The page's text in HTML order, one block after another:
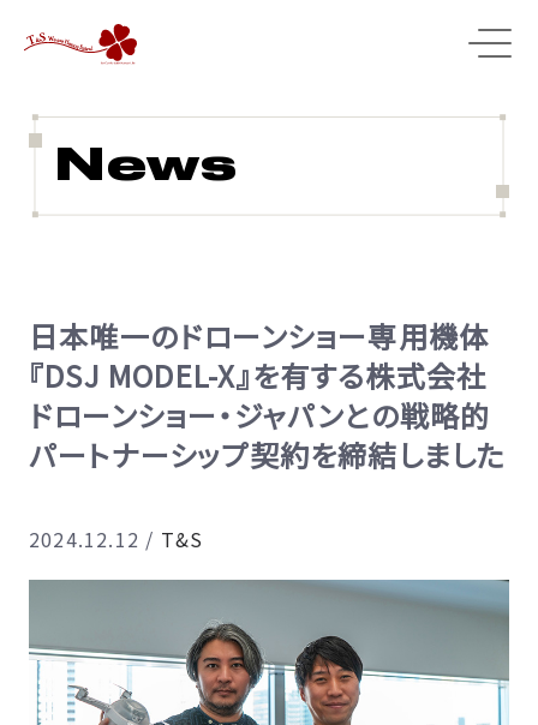
News
日本唯一のドローンショー専用機体
『DSJ MODEL-X』を有する株式会社
ドローンショー・ジャパンとの戦略的
パートナーシップ契約を締結しました
2024.12.12 / T&S